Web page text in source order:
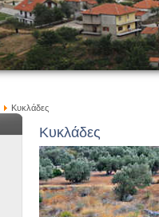
Κυκλάδες
Κυκλάδες